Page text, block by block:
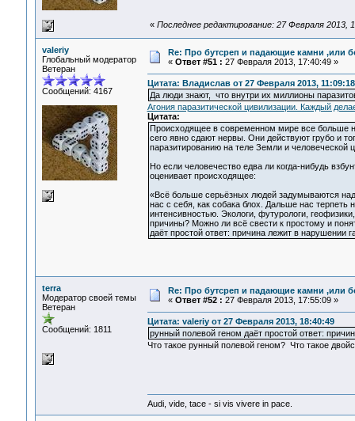
« Последнее редактирование: 27 Февраля 2013,
valeriy
Глобальный модератор
Ветеран
Сообщений: 4167
Re: Про бутсреп и падающие камни ,или
« Ответ #51 : 27 Февраля 2013, 17:40:49 »
Цитата: Владислав от 27 Февраля 2013, 11:09:18
Да люди знают, что внутри их миллионы
Агония паразитической цивилизации. Каждый
Цитата:
Происходящее в современном мире все больше
сего явно сдают нервы. Они действуют грубо и
паразитированию на теле Земли и человеческой
Но если человечество едва ли когда-нибудь
оценивает происходящее:
«Всё больше серьёзных людей задумываются
нас с себя, как собака блох. Дальше нас
интенсивностью. Экологи, футурологи,
причины? Можно ли всё свести к простому и
даёт простой ответ: причина лежит в нарушении
terra
Модератор своей темы
Ветеран
Сообщений: 1811
Re: Про бутсреп и падающие камни ,или
« Ответ #52 : 27 Февраля 2013, 17:55:09 »
Цитата: valeriy от 27 Февраля 2013, 18:40:49
рунный полевой геном даёт простой ответ:
Что такое рунный полевой геном? Что такое
Audi, vide, tace - si vis vivere in pace.